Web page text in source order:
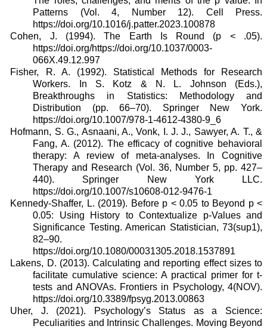
Patterns (Vol. 4, Number 12). Cell Press.
https://doi.org/10.1016/j.patter.2023.100878
Cohen, J. (1994). The Earth Is Round (p < .05).
https://doi.org/https://doi.org/10.1037/0003-
066X.49.12.997
Fisher, R. A. (1992). Statistical Methods for Research
Workers. In S. Kotz & N. L. Johnson (Eds.),
Breakthroughs in Statistics: Methodology and
Distribution (pp. 66–70). Springer New York.
https://doi.org/10.1007/978-1-4612-4380-9_6
Hofmann, S. G., Asnaani, A., Vonk, I. J. J., Sawyer, A. T., &
Fang, A. (2012). The efficacy of cognitive behavioral
therapy: A review of meta-analyses. In Cognitive
Therapy and Research (Vol. 36, Number 5, pp. 427–
440). Springer New York LLC.
https://doi.org/10.1007/s10608-012-9476-1
Kennedy-Shaffer, L. (2019). Before p < 0.05 to Beyond p <
0.05: Using History to Contextualize p-Values and
Significance Testing. American Statistician, 73(sup1),
82–90.
https://doi.org/10.1080/00031305.2018.1537891
Lakens, D. (2013). Calculating and reporting effect sizes to
facilitate cumulative science: A practical primer for t-
tests and ANOVAs. Frontiers in Psychology, 4(NOV).
https://doi.org/10.3389/fpsyg.2013.00863
Uher, J. (2021). Psychology’s Status as a Science:
Peculiarities and Intrinsic Challenges. Moving Beyond